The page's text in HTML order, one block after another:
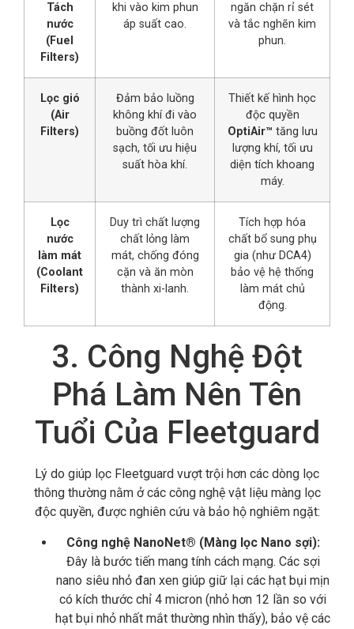
Tách
nước
(Fuel
Filters)
khi vào kim phun
áp suất cao.
ngăn chặn rỉ sét
và tắc nghẽn kim
phun.
Lọc gió
(Air
Filters)
Đảm bảo luồng
không khí đi vào
buồng đốt luôn
sạch, tối ưu hiệu
suất hòa khí.
Thiết kế hình học
độc quyền
OptiAir™ tăng lưu
lượng khí, tối ưu
diện tích khoang
máy.
Lọc
nước
làm mát
(Coolant
Filters)
Duy trì chất lượng
chất lỏng làm
mát, chống đóng
cặn và ăn mòn
thành xi-lanh.
Tích hợp hóa
chất bổ sung phụ
gia (như DCA4)
bảo vệ hệ thống
làm mát chủ
động.
3. Công Nghệ Đột
Phá Làm Nên Tên
Tuổi Của Fleetguard
Lý do giúp lọc Fleetguard vượt trội hơn các dòng lọc
thông thường nằm ở các công nghệ vật liệu màng lọc
độc quyền,được nghiên cứu và bảo hộ nghiêm ngặt:
Công nghệ NanoNet® (Màng lọc Nano sợi):
Đây là bước tiến mang tính cách mạng. Các sợi
nano siêu nhỏ đan xen giúp giữ lại các hạt bụi mịn
có kích thước chỉ 4 micron (nhỏ hơn 12 lần so với
hạt bụi nhỏ nhất mắt thường nhìn thấy), bảo vệ các